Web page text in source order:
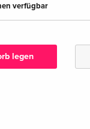
verfügbar
legen